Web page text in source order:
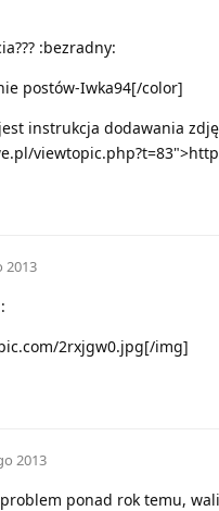
:bezradny:
postów-Iwka94[/color]
instrukcja dodawania
2013
2rxjgw0.jpg[/img]
2013
problem ponad rok temu,